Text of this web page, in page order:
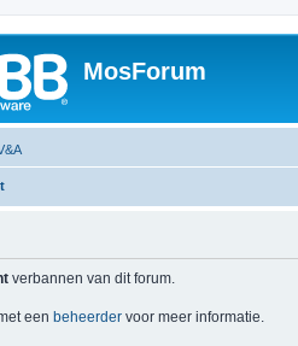
MosForum
verbannen van dit forum.
een beheerder voor meer informatie.